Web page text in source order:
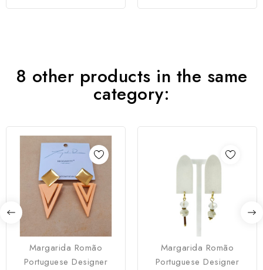
8 other products in the same
category:
Margarida Romão
Portuguese Designer
Margarida Romão
Portuguese Designer